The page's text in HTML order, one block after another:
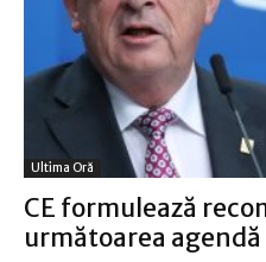
Ultima Oră
CE formulează
următoarea